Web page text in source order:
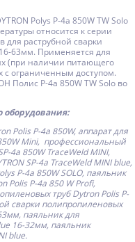
Polys P-4a 850W TW Solo
относится к серии
раструбной сварки
63мм. Применяется для
(при наличии питающего
ограниченным доступом.
Полис P-4a 850W TW Solo во
Polis P-4a 850W, аппарат для
Mini, профессиональный
4a 850W TraceWeld MINI,
SP-4a TraceWeld MINI blue,
P-4a 850W SOLO, паяльник
Polis P-4a 850 W Profi,
труб Dytron Polis P-
сварки полипропиленовых
паяльник для
16-32мм, паяльник
blue.